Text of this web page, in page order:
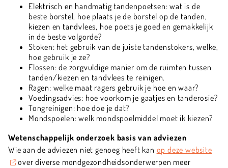
Elektrisch en handmatig tandenpoetsen: wat is de
beste borstel, hoe plaats je de borstel op de tanden,
kiezen en tandvlees, hoe poets je goed en gemakkelijk
in de beste volgorde?
Stoken: het gebruik van de juiste tandenstokers, welke,
hoe gebruik je ze?
Flossen: de zorgvuldige manier om de ruimten tussen
tanden/kiezen en tandvlees te reinigen.
Ragen: welke maat ragers gebruik je hoe en waar?
Voedingsadvies: hoe voorkom je gaatjes en tanderosie?
Tongreinigen: hoe doe je dat?
Mondspoelen: welk mondspoelmiddel moet ik kiezen?
Wetenschappelijk onderzoek basis van adviezen
Wie aan de adviezen niet genoeg heeft kan op deze website
over diverse mondgezondheidsonderwerpen meer